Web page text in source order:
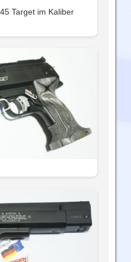
Target im Kaliber